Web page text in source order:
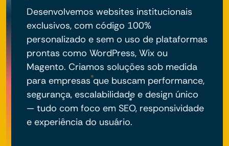
Desenvolvemos websites institucionais
exclusivos, com código 100%
personalizado e sem o uso de plataformas
prontas como WordPress, Wix ou
Magento. Criamos soluções sob medida
para empresas que buscam performance,
segurança, escalabilidade e design único
— tudo com foco em SEO, responsividade
e experiência do usuário.